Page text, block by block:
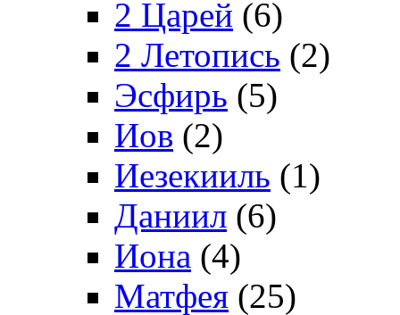
2 Царей (6)
2 Летопись (2)
Эсфирь (5)
Иов (2)
Иезекииль (1)
Даниил (6)
Иона (4)
Матфея (25)